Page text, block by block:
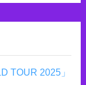
TOUR 2025」